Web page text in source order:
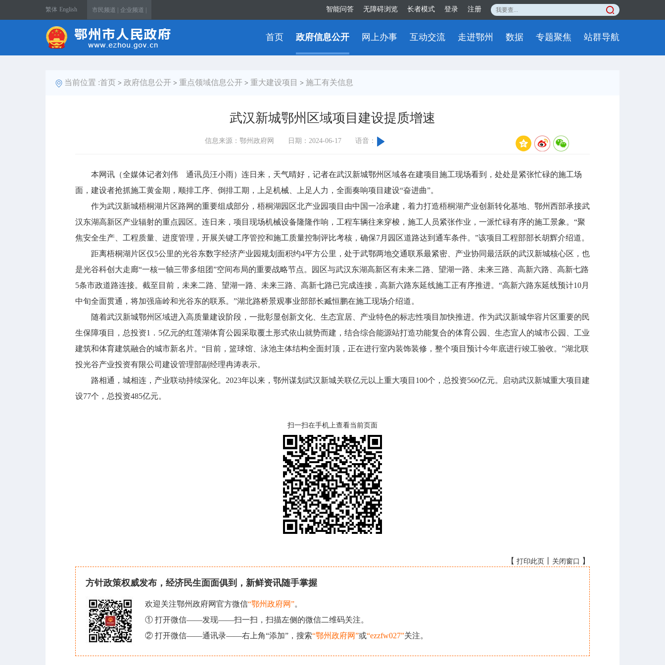
繁体 English 市民频道 | 企业频道 | 智能问答 无障碍浏览 长者模式 登录 注册
首页 政府信息公开 网上办事 互动交流 走进鄂州 数据 专题聚焦 站群导航
当前位置 :首页 > 政府信息公开 > 重点领域信息公开 > 重大建设项目 > 施工有关信息
武汉新城鄂州区域项目建设提质增速
信息来源：鄂州政府网 日期：2024-06-17 语音：
本网讯（全媒体记者刘伟 通讯员汪小雨）连日来，天气晴好，记者在武汉新城鄂州区域各在建项目施工现场看到，处处是紧张忙碌的施工场
面，建设者抢抓施工黄金期，顺排工序、倒排工期，上足机械、上足人力，全面奏响项目建设“奋进曲”。
作为武汉新城梧桐湖片区路网的重要组成部分，梧桐湖园区北产业园项目由中国一冶承建，着力打造梧桐湖产业创新转化基地、鄂州西部承接武
汉东湖高新区产业辐射的重点园区。连日来，项目现场机械设备隆隆作响，工程车辆往来穿梭，施工人员紧张作业，一派忙碌有序的施工景象。“聚
焦安全生产、工程质量、进度管理，开展关键工序管控和施工质量控制评比考核，确保7月园区道路达到通车条件。”该项目工程部部长胡辉介绍道。
距离梧桐湖片区仅5公里的光谷东数字经济产业园规划面积约4平方公里，处于武鄂两地交通联系最紧密、产业协同最活跃的武汉新城核心区，也
是光谷科创大走廊“一核一轴三带多组团”空间布局的重要战略节点。园区与武汉东湖高新区有未来二路、望湖一路、未来三路、高新六路、高新七路
5条市政道路连接。截至目前，未来二路、望湖一路、未来三路、高新七路已完成连接，高新六路东延线施工正有序推进。“高新六路东延线预计10月
中旬全面贯通，将加强庙岭和光谷东的联系。”湖北路桥景观事业部部长臧恒鹏在施工现场介绍道。
随着武汉新城鄂州区域进入高质量建设阶段，一批彰显创新文化、生态宜居、产业特色的标志性项目加快推进。作为武汉新城华容片区重要的民
生保障项目，总投资1．5亿元的红莲湖体育公园采取覆土形式依山就势而建，结合综合能源站打造功能复合的体育公园、生态宜人的城市公园、工业
建筑和体育建筑融合的城市新名片。“目前，篮球馆、泳池主体结构全面封顶，正在进行室内装饰装修，整个项目预计今年底进行竣工验收。”湖北联
投光谷产业投资有限公司建设管理部副经理冉涛表示。
路相通，城相连，产业联动持续深化。2023年以来，鄂州谋划武汉新城关联亿元以上重大项目100个，总投资560亿元。启动武汉新城重大项目建
设77个，总投资485亿元。
扫一扫在手机上查看当前页面
【 打印此页 关闭窗口 】
方针政策权威发布，经济民生面面俱到，新鲜资讯随手掌握
欢迎关注鄂州政府网官方微信“鄂州政府网”。
① 打开微信——发现——扫一扫，扫描左侧的微信二维码关注。
② 打开微信——通讯录——右上角“添加”，搜索“鄂州政府网”或“ezzfw027”关注。